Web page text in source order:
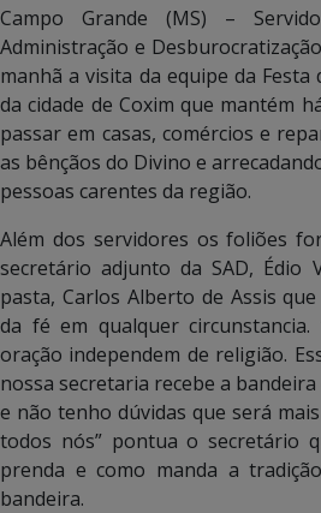
Campo Grande (MS) –
Administração e
manhã a visita da equipe da
da cidade de Coxim que mantém
passar em casas, comércios e
as bênçãos do Divino e
pessoas carentes da região.
Além dos servidores os foliões
secretário adjunto da SAD, Édio
pasta, Carlos Alberto de Assis
da fé em qualquer
oração independem de religião.
nossa secretaria recebe a
e não tenho dúvidas que será
todos nós” pontua o secretário
prenda e como manda a
bandeira.